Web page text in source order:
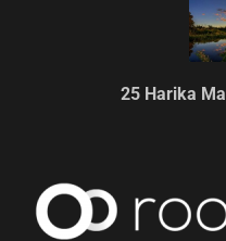
25 Harika